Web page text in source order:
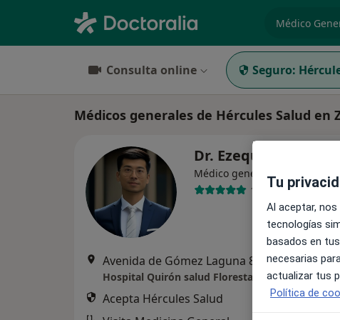
Consulta online Seguro:
Médicos generales de Hércules Salud en
Dr. Ezequiel Yasuda
Médico general
1 opinión
Avenida de Gómez Laguna 82, Zaragoza •
Hospital Quirón salud Floresta
Acepta Hércules Salud
Tu
Al aceptar,
tecnologías
basados en
necesarias
actualizar tus
Política de